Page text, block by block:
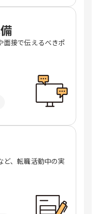
面接で伝えるべきポ
ど、転職活動中の実